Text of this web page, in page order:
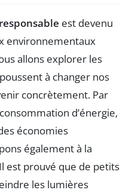
est devenu
environnementaux
allons explorer les
à changer nos
concrètement. Par
d’énergie,
économies
également à la
est prouvé que de petits
les lumières